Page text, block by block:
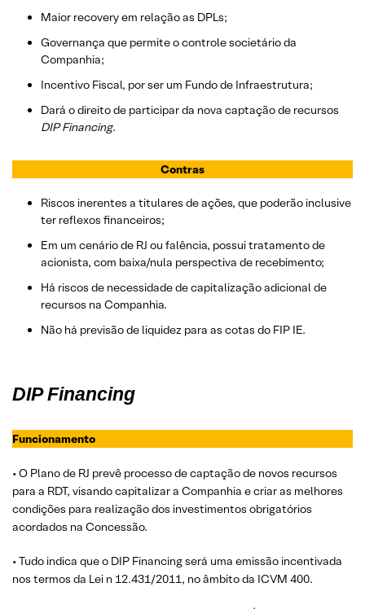
Maior recovery em relação as DPLs;
Governança que permite o controle societário da
Companhia;
Incentivo Fiscal, por ser um Fundo de Infraestrutura;
Dará o direito de participar da nova captação de recursos
DIP Financing.
Contras
Riscos inerentes a titulares de ações, que poderão inclusive
ter reflexos financeiros;
Em um cenário de RJ ou falência, possui tratamento de
acionista, com baixa/nula perspectiva de recebimento;
Há riscos de necessidade de capitalização adicional de
recursos na Companhia.
Não há previsão de liquidez para as cotas do FIP IE.
DIP Financing
Funcionamento
• O Plano de RJ prevê processo de captação de novos recursos
para a RDT, visando capitalizar a Companhia e criar as melhores
condições para realização dos investimentos obrigatórios
acordados na Concessão.
• Tudo indica que o DIP Financing será uma emissão incentivada
nos termos da Lei n 12.431/2011, no âmbito da ICVM 400.